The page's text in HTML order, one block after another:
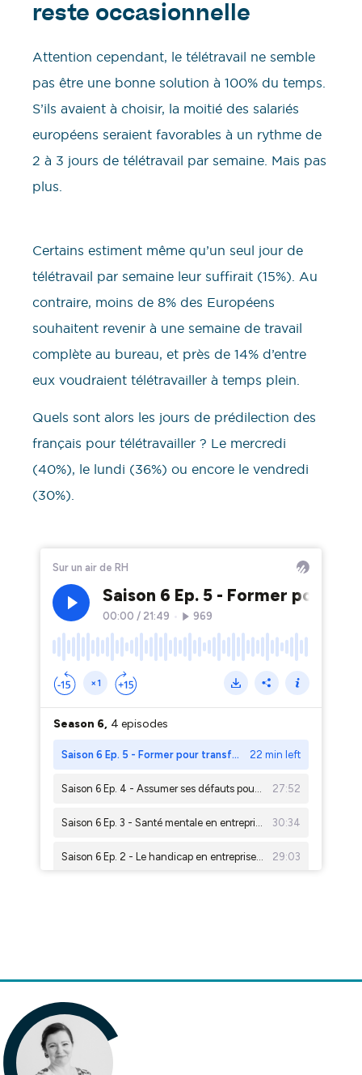
reste occasionnelle
Attention cependant, le télétravail ne semble
pas être une bonne solution à 100% du temps.
S’ils avaient à choisir, la moitié des salariés
européens seraient favorables à un rythme de
2 à 3 jours de télétravail par semaine. Mais pas
plus.
Certains estiment même qu’un seul jour de
télétravail par semaine leur suffirait (15%). Au
contraire, moins de 8% des Européens
souhaitent revenir à une semaine de travail
complète au bureau, et près de 14% d’entre
eux voudraient télétravailler à temps plein.
Quels sont alors les jours de prédilection des
français pour télétravailler ? Le mercredi
(40%), le lundi (36%) ou encore le vendredi
(30%).